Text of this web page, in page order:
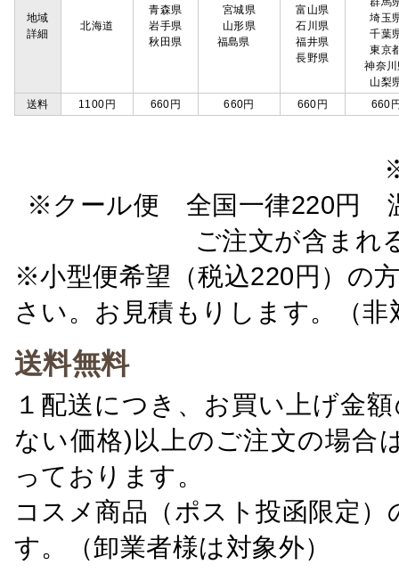
地域
詳細
北海道
青森県
岩手県
秋田県
宮城県
山形県
福島県
富山県
石川県
福井県
長野県
埼玉
千葉
東京
神奈
山梨
送料
1100円 660円 660円 660円 660
※クール便 全国一律220円
ご注文が含ま
※小型便希望（税込220円）の
さい。お見積もりします。（非
送料無料
１配送につき、お買い上げ金
ない価格)以上のご注文の場合
っております。
コスメ商品（ポスト投函限定
す。（卸業者様は対象外）